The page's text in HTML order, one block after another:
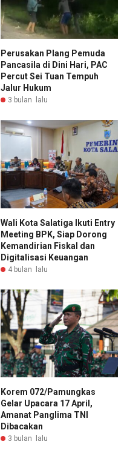
Perusakan Plang Pemuda
Pancasila di Dini Hari, PAC
Percut Sei Tuan Tempuh
Jalur Hukum
3 bulan lalu
Wali Kota Salatiga Ikuti Entry
Meeting BPK, Siap Dorong
Kemandirian Fiskal dan
Digitalisasi Keuangan
4 bulan lalu
Korem 072/Pamungkas
Gelar Upacara 17 April,
Amanat Panglima TNI
Dibacakan
3 bulan lalu